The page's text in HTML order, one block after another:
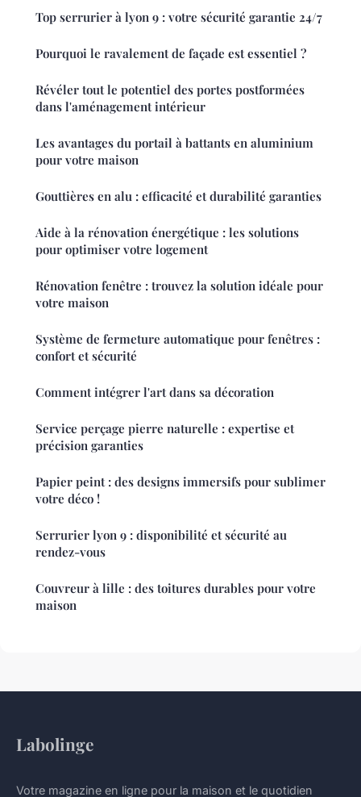
Top serrurier à lyon 9 : votre sécurité garantie 24/7
Pourquoi le ravalement de façade est essentiel ?
Révéler tout le potentiel des portes postformées
dans l'aménagement intérieur
Les avantages du portail à battants en aluminium
pour votre maison
Gouttières en alu : efficacité et durabilité garanties
Aide à la rénovation énergétique : les solutions
pour optimiser votre logement
Rénovation fenêtre : trouvez la solution idéale pour
votre maison
Système de fermeture automatique pour fenêtres :
confort et sécurité
Comment intégrer l'art dans sa décoration
Service perçage pierre naturelle : expertise et
précision garanties
Papier peint : des designs immersifs pour sublimer
votre déco !
Serrurier lyon 9 : disponibilité et sécurité au
rendez-vous
Couvreur à lille : des toitures durables pour votre
maison
Labolinge
Votre magazine en ligne pour la maison et le quotidien